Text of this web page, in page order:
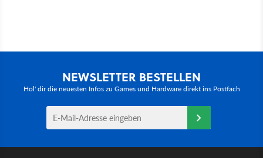
NEWSLETTER BESTELLEN
Hol' dir die neuesten Infos zu Games und Hardware direkt ins Postfach